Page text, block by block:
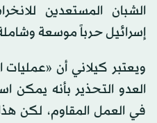
الشبان المستعدين
إسرائيل حرباً موسعة
ويعتبر كيلاني أن «عمليات
العدو التحذير بأنه
في العمل المقاوم، لكن هذا